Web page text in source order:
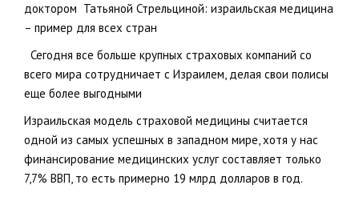
доктором Татьяной Стрельциной: израильская медицина
– пример для всех стран
Сегодня все больше крупных страховых компаний со
всего мира сотрудничает с Израилем, делая свои полисы
еще более выгодными
Израильская модель страховой медицины считается
одной из самых успешных в западном мире, хотя у нас
финансирование медицинских услуг составляет только
7,7% ВВП, то есть примерно 19 млрд долларов в год.